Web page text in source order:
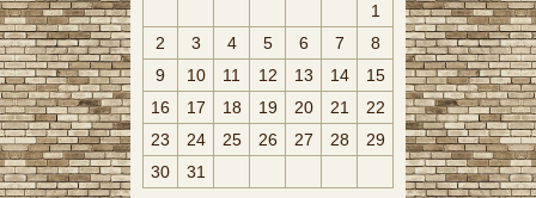
1
2
3 4 5 6 7
8
9
10 11 12 13 14
15
16
17 18 19 20 21
22
23
24 25 26 27 28
29
30
31